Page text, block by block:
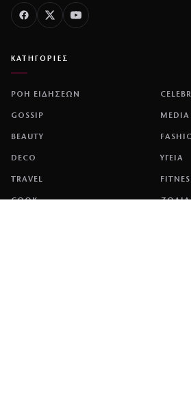
ΚΑΤΗΓΟΡΙΕΣ
ΡΟΗ ΕΙΔΗΣΕΩΝ
GOSSIP MEDIA
BEAUTY
DECO ΥΓΕΙΑ
TRAVEL
COOK ΖΩΔΙΑ